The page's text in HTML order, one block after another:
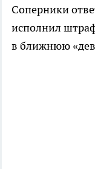
Соперники
исполнил
в ближнюю